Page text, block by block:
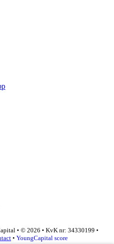
• © 2026 • KvK nr: 34330199 •
• YoungCapital score